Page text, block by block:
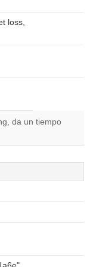
loss,
da un tiempo